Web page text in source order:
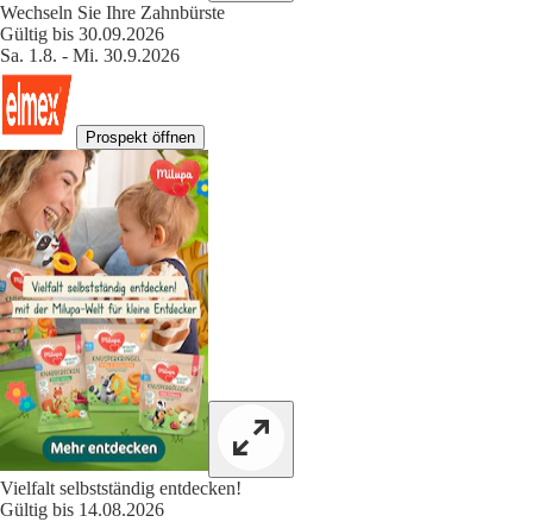
Wechseln Sie Ihre Zahnbürste
Gültig bis 30.09.2026
Sa. 1.8. - Mi. 30.9.2026
Prospekt öffnen
Vielfalt selbstständig entdecken!
Gültig bis 14.08.2026